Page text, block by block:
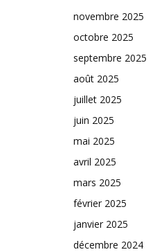
novembre 2025
octobre 2025
septembre 2025
août 2025
juillet 2025
juin 2025
mai 2025
avril 2025
mars 2025
février 2025
janvier 2025
décembre 2024